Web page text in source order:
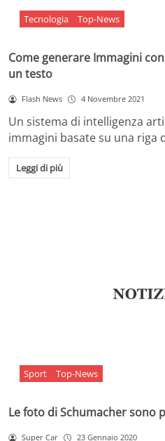
Tecnologia Top-News
Come generare Immagini
un testo
Flash News 4 Novembre 2021
Un sistema di intelligenza
immagini basate su una riga
Leggi di più
Sport Top-News
Le foto di Schumacher sono
Super Car 23 Gennaio 2020